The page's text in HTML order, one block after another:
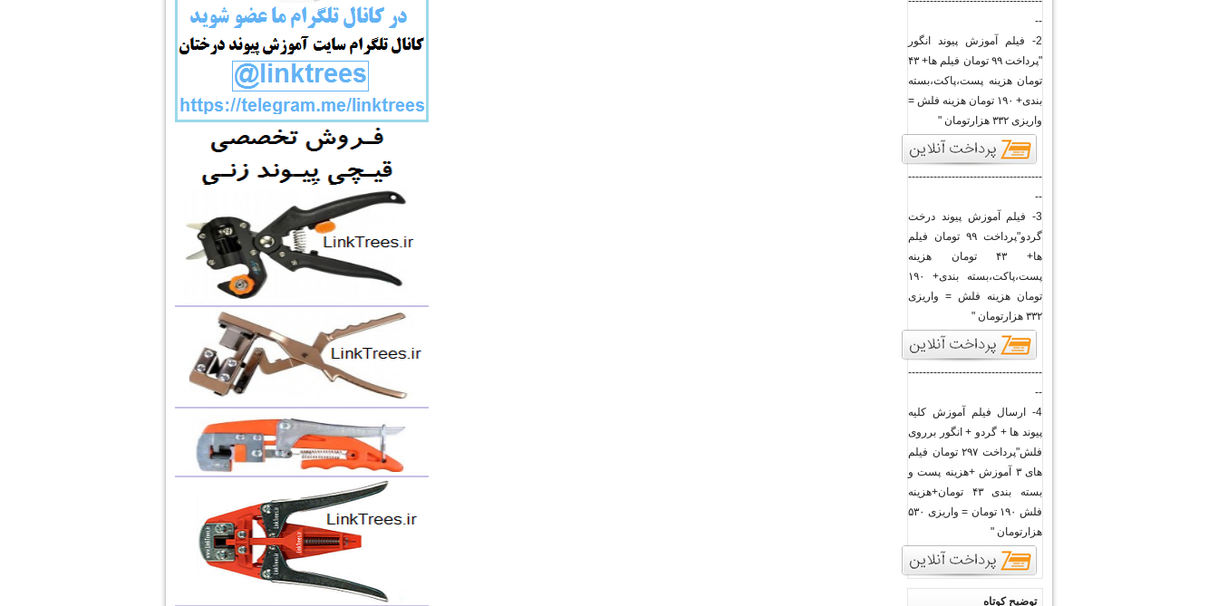
--
2- فیلم آموزش پیوند انگور
"پرداخت ۹۹ تومان فیلم ها+ ۴۳
تومان هزینه پست،پاکت،بسته
بندی+ ۱۹۰ تومان هزینه فلش =
واریزی ۳۳۲ هزارتومان "
-------------------------------------
--
3- فیلم آموزش پیوند درخت
گردو"پرداخت ۹۹ تومان فیلم
ها+ ۴۳ تومان هزینه
پست،پاکت،بسته بندی+ ۱۹۰
تومان هزینه فلش = واریزی
۳۳۲ هزارتومان "
-------------------------------------
--
4- ارسال فیلم آموزش کلیه
پیوند ها + گردو + انگور برروی
فلش"پرداخت ۲۹۷ تومان فیلم
های ۳ آموزش +هزینه پست و
بسته بندی ۴۳ تومان+هزینه
فلش ۱۹۰ تومان = واریزی ۵۳۰
هزارتومان "
توضیح کوتاه